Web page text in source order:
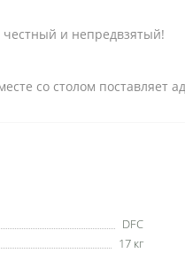
и непредвзятый!
со столом поставляет
DFC
17 кг